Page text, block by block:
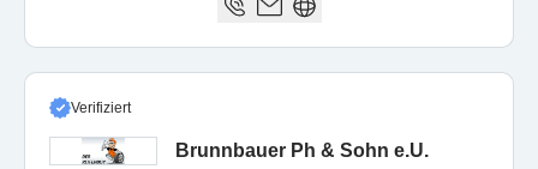
Verifiziert
Brunnbauer Ph & Sohn e.U.